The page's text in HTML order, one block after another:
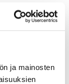
ja mainosten